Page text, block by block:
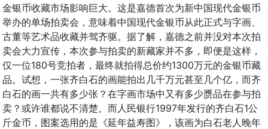
金银币收藏市场影响巨大。这是嘉德首次为新中国现代金银币
举办的单场拍卖会，意味着中国现代金银币从此正式与字画、
古董等艺术品收藏并驾齐驱。据了解，嘉德之前并没对本次拍
卖会大力宣传，本次参与拍卖的新藏家并不多，即便是这样，
仅一位180号竞拍者，最终就拍得总价约1300万元的金银币藏
品。试想，一张齐白石的画能拍出几千万元甚至几个亿，而齐
白石的画一共有多少张？在字画市场中又有多少赝品在参与拍
卖？或许谁都说不清楚。而人民银行1997年发行的齐白石1公
斤金币，图案选用的是《延年益寿图》，该画为白石老人晚年